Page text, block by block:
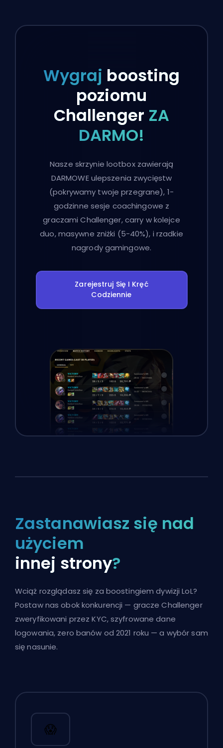
Wygraj boosting
poziomu
Challenger ZA
DARMO!
Nasze skrzynie lootbox zawierają
DARMOWE ulepszenia zwycięstw
(pokrywamy twoje przegrane), 1-
godzinne sesje coachingowe z
graczami Challenger, carry w kolejce
duo, masywne zniżki (5-40%), i rzadkie
nagrody gamingowe.
Zarejestruj Się I Kręć
Codziennie
Zastanawiasz się nad
użyciem
innej strony?
Wciąż rozglądasz się za boostingiem dywizji LoL?
Postaw nas obok konkurencji — gracze Challenger
zweryfikowani przez KYC, szyfrowane dane
logowania, zero banów od 2021 roku — a wybór sam
się nasunie.
😱